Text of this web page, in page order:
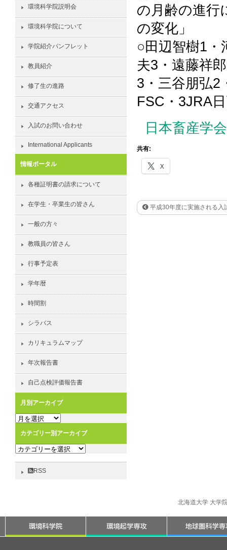
の月齢の進行
の変化」
○田辺智樹1・
夫3・遠藤祥
3・三谷朋弘2
FSC・3JRA
日本畜産学
共有:
X
平成30年度に実施される入
環境科学院説明会
環境科学院について
学院紹介パンフレット
教員紹介
修了生の進路
交通アクセス
入試のお問い合わせ
International Applicants
情報ポータル
各種証明書の請求について
在学生・卒業生の皆さん
一般の方々
教職員の皆さん
行事予定表
学年暦
時間割
シラバス
カリキュラムマップ
年次報告書
自己点検評価報告書
月別アーカイブ
月
ー
カ
イ
カテゴリー別アーカイブ
カ
ゴ
カ
RSS
北海道大学 大学